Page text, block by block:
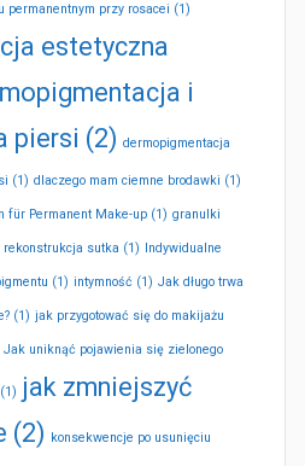
permanentnym przy rosacei (1)
estetyczna
i
piersi (2) dermopigmentacja
(1) dlaczego mam ciemne brodawki (1)
für Permanent Make-up (1) granulki
sutka (1) Indywidualne
(1) intymność (1) Jak długo trwa
(1) jak przygotować się do makijażu
Jak uniknąć pojawienia się zielonego
(1) jak zmniejszyć
(2) konsekwencje po usunięciu